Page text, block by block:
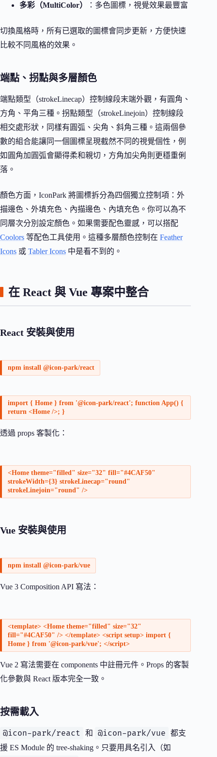
多彩（MultiColor） ：多色圖標，視覺效果最豐富
切換風格時，所有已選取的圖標會同步更新，方便快速
比較不同風格的效果。
端點、拐點與多層顏色
端點類型（strokeLinecap）控制線段末端外觀，有圓角、
方角、平角三種。拐點類型（strokeLinejoin）控制線段
相交處形狀，同樣有圓弧、尖角、斜角三種。這兩個參
數的組合能讓同一個圖標呈現截然不同的視覺個性，例
如圓角加圓弧會顯得柔和親切，方角加尖角則更穩重俐
落。
顏色方面，IconPark 將圖標拆分為四個獨立控制項：外
描邊色、外填充色、內描邊色、內填充色。你可以為不
同層次分別設定顏色。如果需要配色靈感，可以搭配
Coolors 等配色工具使用。這種多層顏色控制在 Feather
Icons 或 Tabler Icons 中是看不到的。
在 React 與 Vue 專案中整合
React 安裝與使用
npm install @icon-park/react
import { Home } from '@icon-park/react'; function App() {
return <Home />; }
透過 props 客製化：
<Home theme="filled" size="32" fill="#4CAF50"
strokeWidth={3} strokeLinecap="round"
strokeLinejoin="round" />
Vue 安裝與使用
npm install @icon-park/vue
Vue 3 Composition API 寫法：
<template> <Home theme="filled" size="32"
fill="#4CAF50" /> </template> <script setup> import {
Home } from '@icon-park/vue'; </script>
Vue 2 寫法需要在 components 中註冊元件。Props 的客製
化參數與 React 版本完全一致。
按需載入
@icon-park/react 和 @icon-park/vue
都支
援 ES Module 的 tree-shaking。只要用具名引入（如